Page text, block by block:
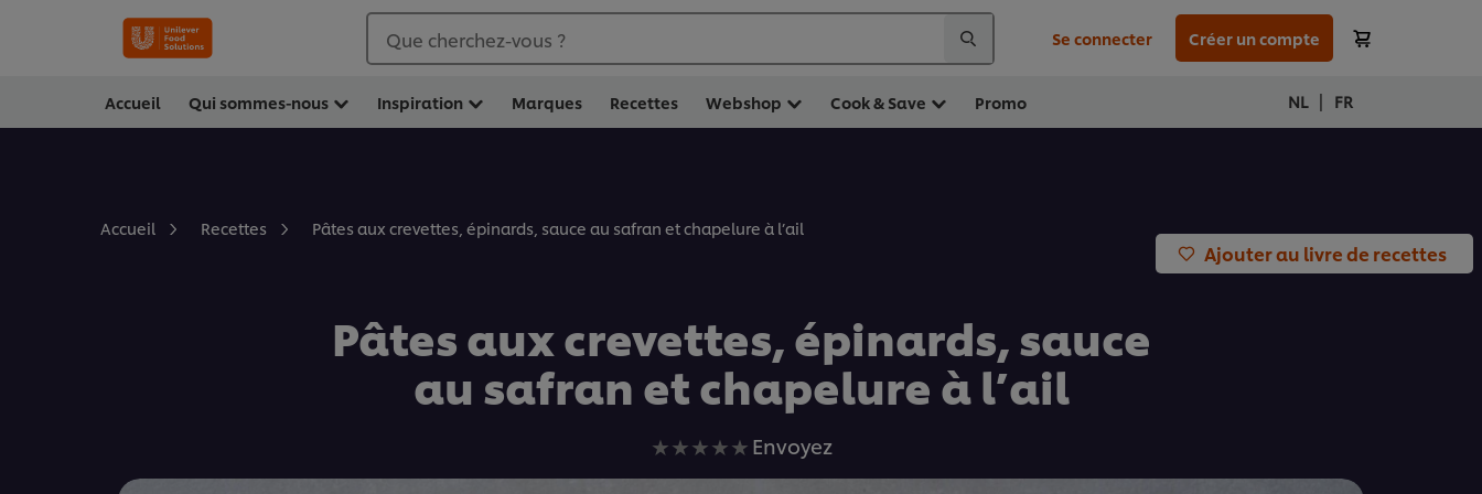
Que cherchez-vous ? Se connecter Créer un compte
Accueil Qui sommes-nous Inspiration Marques Recettes Webshop Cook & Save Promo NL | FR
Accueil Recettes Pâtes aux crevettes, épinards, sauce au safran et chapelure à l’ail
Ajouter au livre de recettes
Pâtes aux crevettes, épinards, sauce
au safran et chapelure à l’ail
Aucune
évaluation
Envoyez